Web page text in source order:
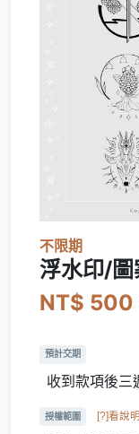
不限期
浮水印/
NT$
預計交期
收到款項後三
授權範圍 [?]看說明